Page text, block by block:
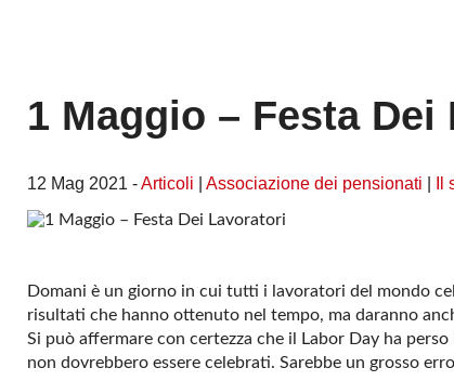
1 Maggio – Festa
12 Mag 2021 -Articoli Associazione dei pensionati
Domani è un giorno in cui tutti i lavoratori del mondo
risultati che hanno ottenuto nel tempo, ma daranno
Si può affermare con certezza che il Labor Day ha
non dovrebbero essere celebrati. Sarebbe un grosso